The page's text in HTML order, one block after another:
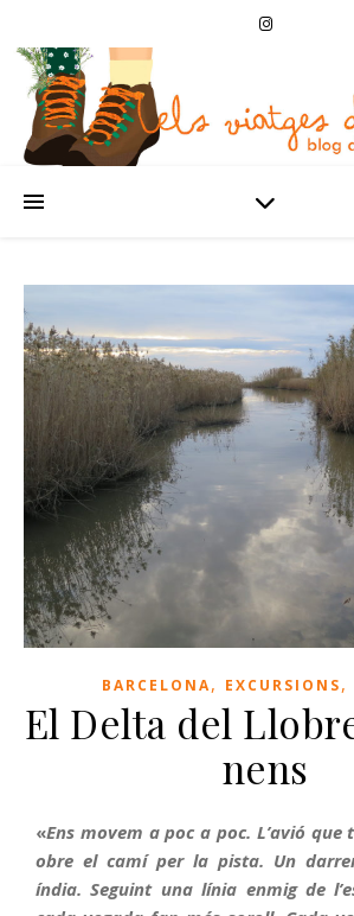
BARCELONA, EXCURSIONS,
El Delta del
nens
«Ens movem a poc a poc. L’avió
obre el camí per la pista. Un
índia. Seguint una línia enmig de